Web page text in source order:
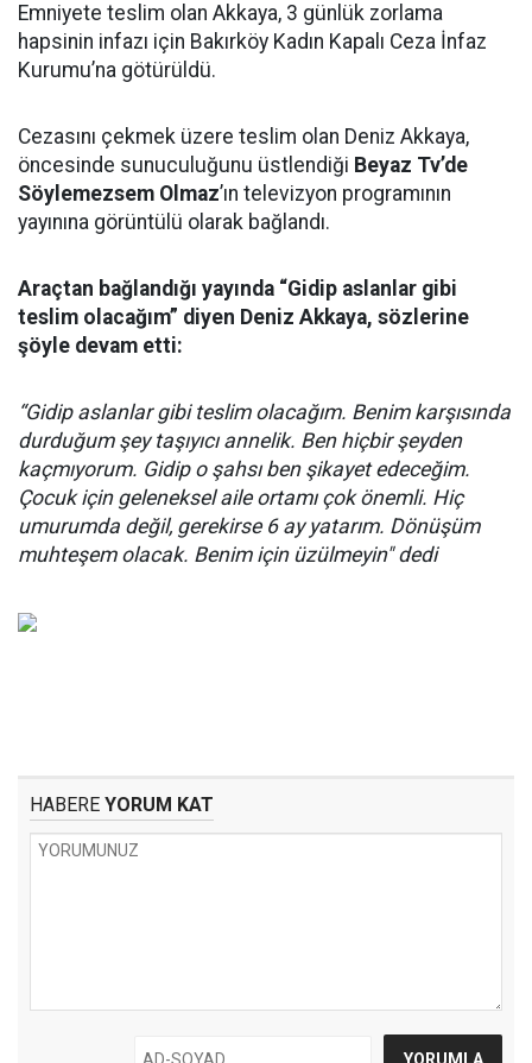
Emniyete teslim olan Akkaya, 3 günlük zorlama
hapsinin infazı için Bakırköy Kadın Kapalı Ceza İnfaz
Kurumu’na götürüldü.
Cezasını çekmek üzere teslim olan Deniz Akkaya,
öncesinde sunuculuğunu üstlendiği Beyaz Tv’de
Söylemezsem Olmaz’ın televizyon programının
yayınına görüntülü olarak bağlandı.
Araçtan bağlandığı yayında “Gidip aslanlar gibi
teslim olacağım” diyen Deniz Akkaya, sözlerine
şöyle devam etti:
“Gidip aslanlar gibi teslim olacağım. Benim karşısında
durduğum şey taşıyıcı annelik. Ben hiçbir şeyden
kaçmıyorum. Gidip o şahsı ben şikayet edeceğim.
Çocuk için geleneksel aile ortamı çok önemli. Hiç
umurumda değil, gerekirse 6 ay yatarım. Dönüşüm
muhteşem olacak. Benim için üzülmeyin" dedi
HABERE YORUM KAT